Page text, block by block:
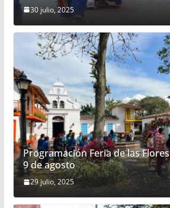
30 julio, 2025
Programación Feria de las
9 de agosto
29 julio, 2025